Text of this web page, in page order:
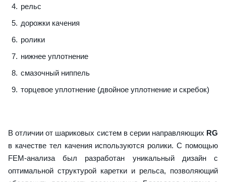
рельс
дорожки качения
ролики
нижнее уплотнение
смазочный ниппель
торцевое уплотнение (двойное уплотнение и скребок)
В отличии от шариковых систем в серии направляющих RG
в качестве тел качения используются ролики. С помощью
FEM-анализа был разработан уникальный дизайн с
оптимальной структурой каретки и рельса, позволяющий